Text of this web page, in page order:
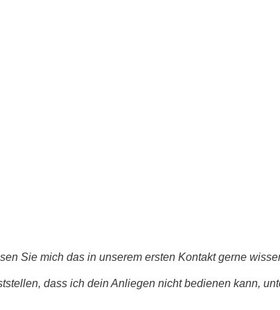
Sie mich das in unserem ersten Kontakt gerne
dass ich dein Anliegen nicht bedienen kann,